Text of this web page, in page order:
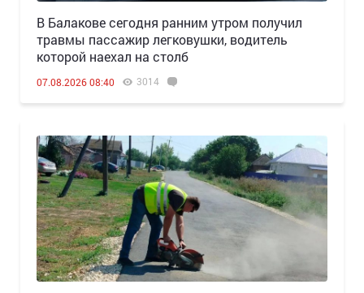
В Балакове сегодня ранним утром получил
травмы пассажир легковушки, водитель
которой наехал на столб
07.08.2026 08:40 3014